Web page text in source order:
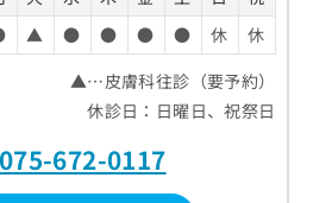
▲ ● ● ● ● 休
休
▲…皮膚科往診（要予約）
休診日：日曜日、祝祭日
075-672-0117